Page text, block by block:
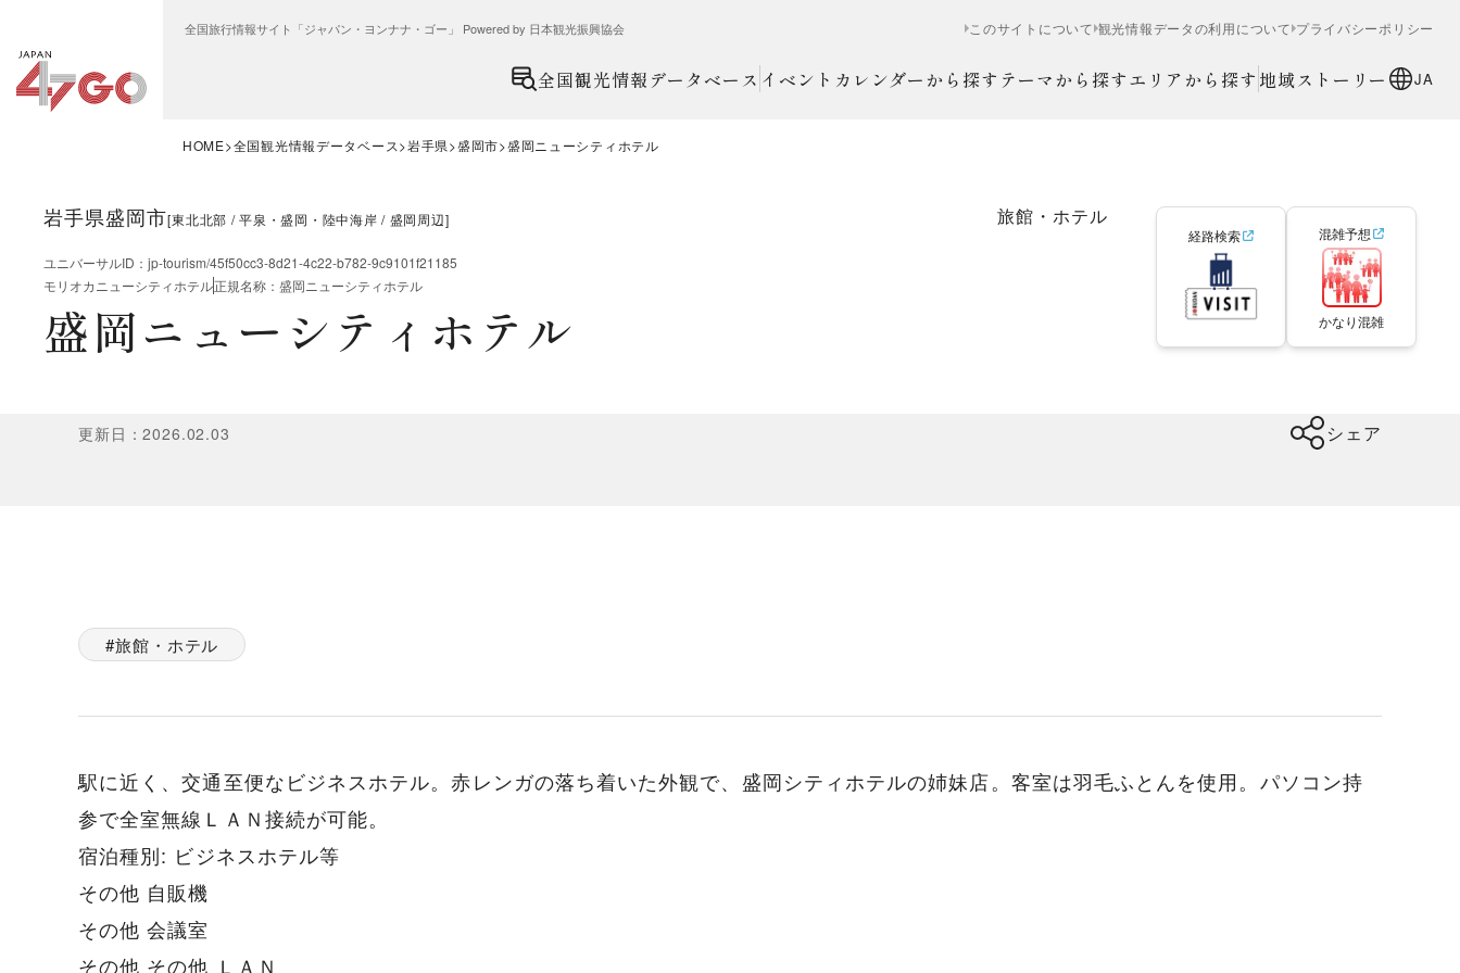
全国旅行情報サイト「ジャパン・ヨンナナ・ゴー」 Powered by 日本観光振興協会 このサイトについて 観光情報データの利用について プライバシーポリシー
全国観光情報データベース イベントカレンダーから探す テーマから探すエリアから探す 地域ストーリー JA
HOME 全国観光情報データベース 岩手県 盛岡市 盛岡ニューシティホテル
岩手県盛岡市[東北北部 平泉・盛岡・陸中海岸 盛岡周辺] 旅館・ホテル
ユニバーサルID ： jp-tourism/45f50cc3-8d21-4c22-b782-9c9101f21185
モリオカニューシティホテル正規名称 ： 盛岡ニューシティホテル
盛岡ニューシティホテル
経路検索 混雑予想
かなり混雑
更新日 ：2026.02.03 シェア
旅館・ホテル
駅に近く、交通至便なビジネスホテル。赤レンガの落ち着いた外観で、盛岡シティホテルの姉妹店。客室は羽毛ふとんを使用。パソコン持
参で全室無線ＬＡＮ接続が可能。
宿泊種別: ビジネスホテル等
その他 自販機
その他 会議室
その他 その他 ＬＡＮ